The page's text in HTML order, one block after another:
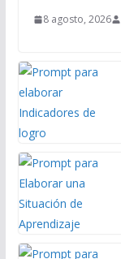
8 agosto, 2026